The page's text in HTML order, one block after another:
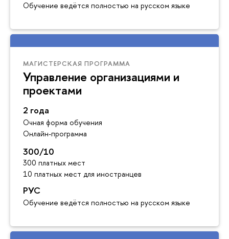
Обучение ведётся полностью на русском языке
МАГИСТЕРСКАЯ ПРОГРАММА
Управление организациями и
проектами
2 года
Очная форма обучения
Онлайн-программа
300/10
300 платных мест
10 платных мест для иностранцев
РУС
Обучение ведётся полностью на русском языке